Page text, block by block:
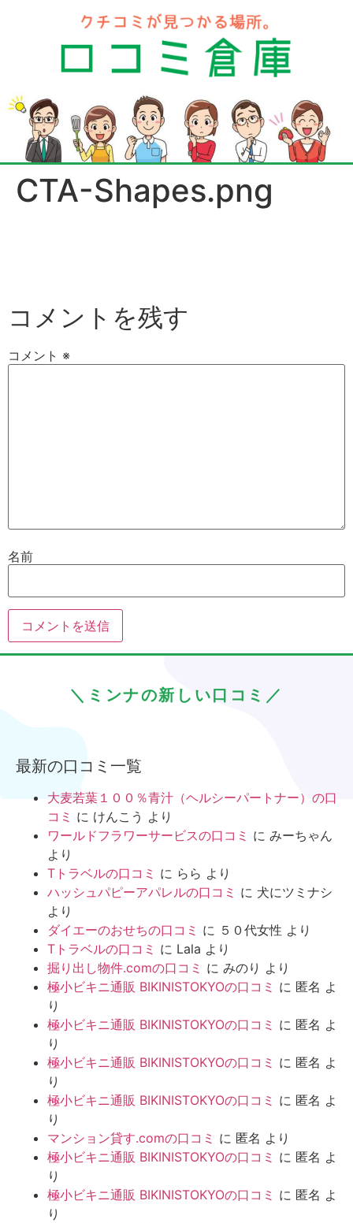
CTA-Shapes.png
コメントを残す
コメント ※
名前
＼ミンナの新しい口コミ／
最新の口コミ一覧
大麦若葉１００％青汁（ヘルシーパートナー）の口
コミ に けんこう より
ワールドフラワーサービスの口コミ に みーちゃん
より
Tトラベルの口コミ に らら より
ハッシュパピーアパレルの口コミ に 犬にツミナシ
より
ダイエーのおせちの口コミ に ５０代女性 より
Tトラベルの口コミ に Lala より
掘り出し物件.comの口コミ に みのり より
極小ビキニ通販 BIKINISTOKYOの口コミ に 匿名 よ
り
極小ビキニ通販 BIKINISTOKYOの口コミ に 匿名 よ
り
極小ビキニ通販 BIKINISTOKYOの口コミ に 匿名 よ
り
極小ビキニ通販 BIKINISTOKYOの口コミ に 匿名 よ
り
マンション貸す.comの口コミ に 匿名 より
極小ビキニ通販 BIKINISTOKYOの口コミ に 匿名 よ
り
極小ビキニ通販 BIKINISTOKYOの口コミ に 匿名 よ
り